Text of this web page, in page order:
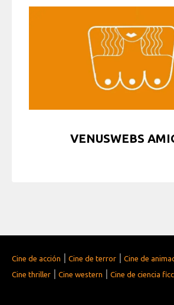
VENUSWEBS
Cine de acción | Cine de terror | Cine de
Cine thriller | Cine western | Cine de ciencia